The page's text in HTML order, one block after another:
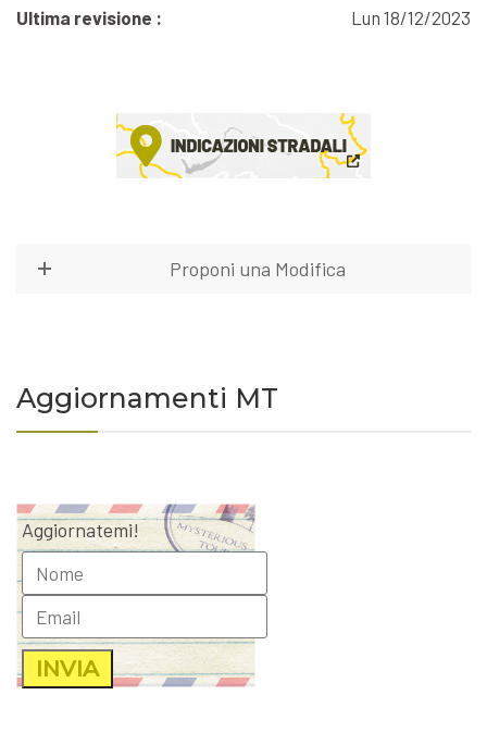
Ultima revisione : Lun 18/12/2023
Proponi una Modifica
Aggiornamenti MT
Aggiornatemi!